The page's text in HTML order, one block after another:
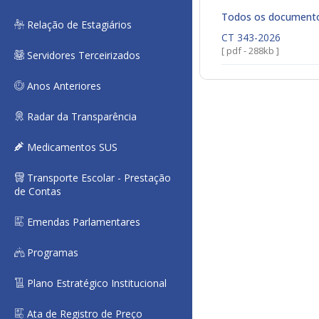
Relação de Estagiários
Servidores Terceirizados
Anos Anteriores
Radar da Transparência
Medicamentos SUS
Transporte Escolar - Prestação
de Contas
Emendas Parlamentares
Programas
Plano Estratégico Institucional
Ata de Registro de Preço
Todos os
CT 343-2026
[ pdf - 288kb ]